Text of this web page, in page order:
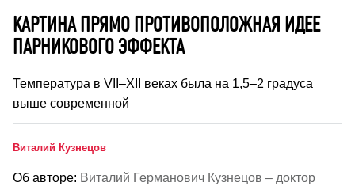
КАРТИНА ПРЯМО ПРОТИВОПОЛОЖНАЯ ИДЕЕ
ПАРНИКОВОГО ЭФФЕКТА
Температура в VII–XII веках была на 1,5–2 градуса
выше современной
Виталий Кузнецов
Об авторе: Виталий Германович Кузнецов – доктор